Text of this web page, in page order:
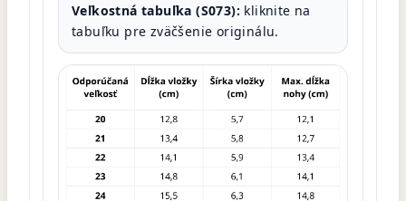
Veľkostná tabuľka (S073): kliknite na
tabuľku pre zväčšenie originálu.